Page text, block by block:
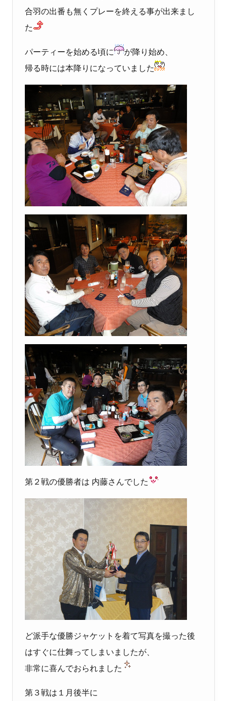
合羽の出番も無くプレーを終える事が出来まし
た
パーティーを始める頃に
が降り始め、
帰る時には本降りになっていました
第２戦の優勝者は 内藤さんでした
ど派手な優勝ジャケットを着て写真を撮った後
はすぐに仕舞ってしまいましたが、
非常に喜んでおられました
第３戦は１月後半に